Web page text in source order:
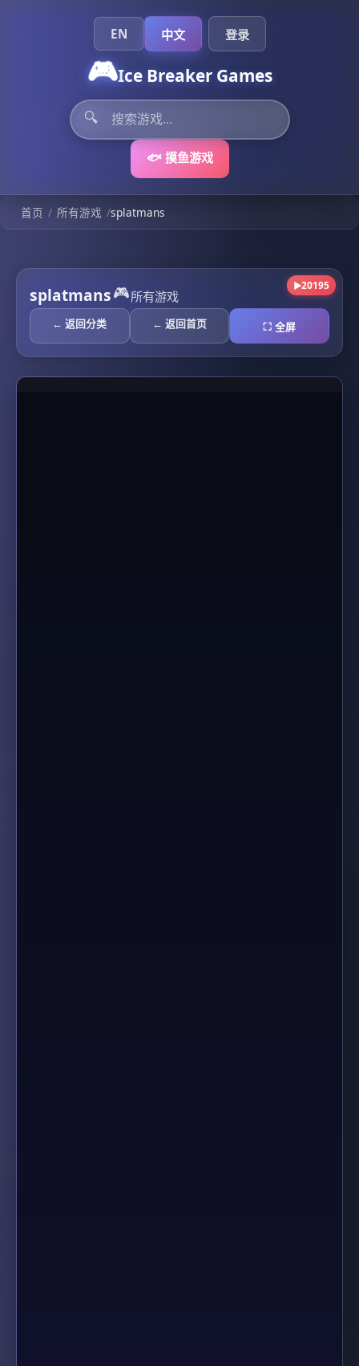
🎮Ice Breaker Games
🔍
🐟 摸鱼游戏
EN 中文 登录
首页 / 所有游戏 /splatmans
splatmans ▶20195
🎮所有游戏
← 返回分类 ← 返回首页 ⛶ 全屏